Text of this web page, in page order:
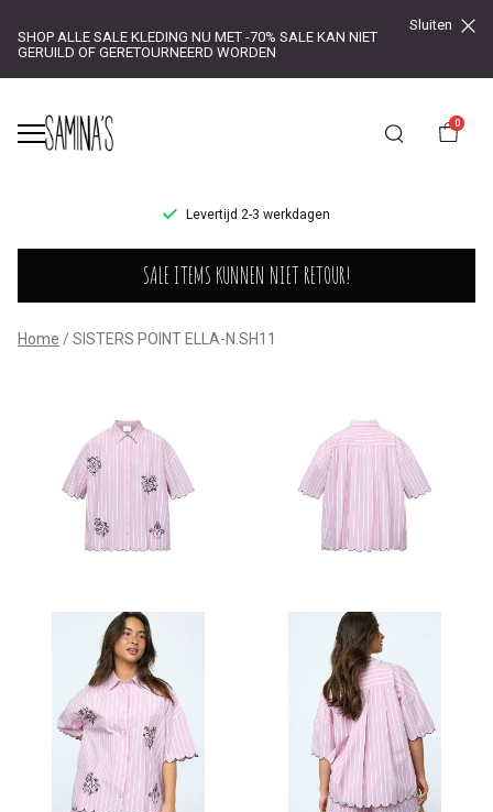
SHOP ALLE SALE KLEDING NU MET -70% SALE KAN NIET
GERUILD OF GERETOURNEERD WORDEN
Sluiten
0
Levertijd 2-3 werkdagen
SISTERS
POINT
ELLA-
Saminas
SALE ITEMS KUNNEN NIET RETOUR!
Home SISTERS POINT ELLA-N.SH11